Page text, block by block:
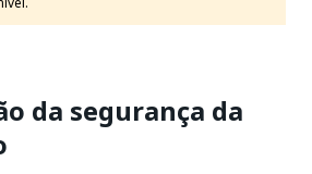
da segurança da